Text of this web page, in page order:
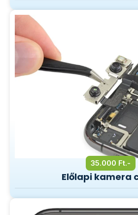
35.000 Ft.-
Előlapi kamera